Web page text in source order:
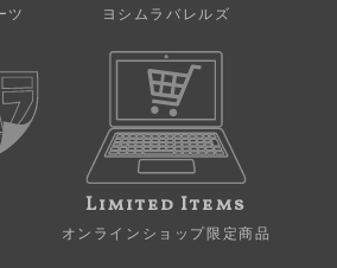
ツ ヨシムラバレルズ
Limited Items
オンラインショップ限定商品